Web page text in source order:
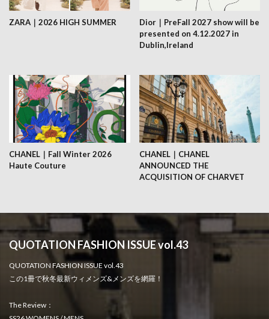
ZARA｜2026 HIGH SUMMER
Dior｜PreFall 2027 show will be
presented on 4.12.2027 in
Dublin,Ireland
CHANEL｜Fall Winter 2026
Haute Couture
CHANEL｜CHANEL
ANNOUNCED THE
ACQUISITION OF CHARVET
QUOTATION FASHION ISSUE vol.43
QUOTATION FASHION ISSUE vol.43
この1冊で秋冬最新ウィメンズ&メンズを網羅！
The Review：